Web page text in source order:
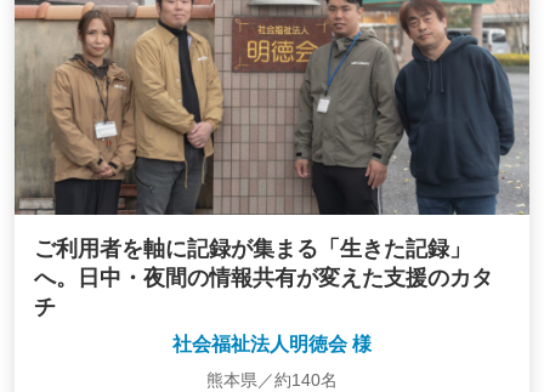
ご利用者を軸に記録が集まる「生きた記録」
へ。日中・夜間の情報共有が変えた支援のカタ
チ
社会福祉法人明徳会 様
熊本県／約140名